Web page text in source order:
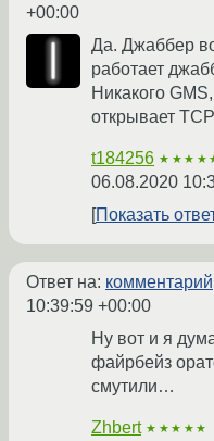
+00:00
Да. Джаббер
работает
Никакого
открывает
t184256
06.08.2020
Показать
Ответ на: комментарий
10:39:59 +00:00
Ну вот и я
файрбейз
смутили…
Zhbert ★★★★★